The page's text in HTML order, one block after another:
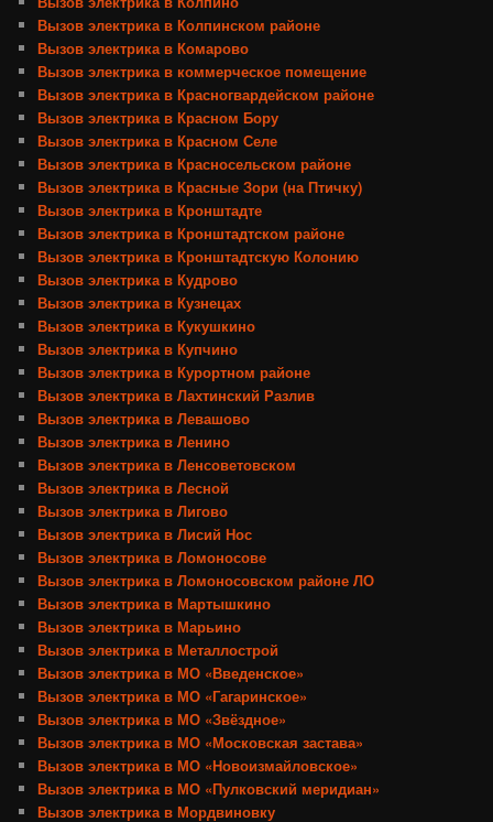
Вызов электрика в Колпинском районе
Вызов электрика в Комарово
Вызов электрика в коммерческое помещение
Вызов электрика в Красногвардейском районе
Вызов электрика в Красном Бору
Вызов электрика в Красном Селе
Вызов электрика в Красносельском районе
Вызов электрика в Красные Зори (на Птичку)
Вызов электрика в Кронштадте
Вызов электрика в Кронштадтском районе
Вызов электрика в Кронштадтскую Колонию
Вызов электрика в Кудрово
Вызов электрика в Кузнецах
Вызов электрика в Кукушкино
Вызов электрика в Купчино
Вызов электрика в Курортном районе
Вызов электрика в Лахтинский Разлив
Вызов электрика в Левашово
Вызов электрика в Ленино
Вызов электрика в Ленсоветовском
Вызов электрика в Лесной
Вызов электрика в Лигово
Вызов электрика в Лисий Нос
Вызов электрика в Ломоносове
Вызов электрика в Ломоносовском районе ЛО
Вызов электрика в Мартышкино
Вызов электрика в Марьино
Вызов электрика в Металлострой
Вызов электрика в МО «Введенское»
Вызов электрика в МО «Гагаринское»
Вызов электрика в МО «Звёздное»
Вызов электрика в МО «Московская застава»
Вызов электрика в МО «Новоизмайловское»
Вызов электрика в МО «Пулковский меридиан»
Вызов электрика в Мордвиновку